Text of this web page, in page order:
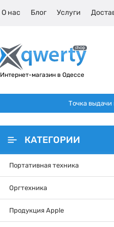
О нас Блог Услуги
Интернет-магазин в Одессе
Точка
КАТЕГОРИИ
Портативная техника
Оргтехника
Продукция Apple